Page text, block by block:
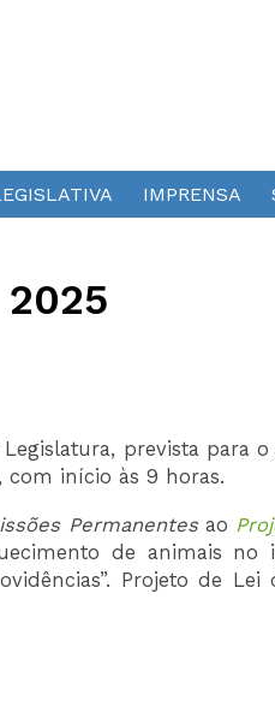
IMPRENSA
Legislatura, prevista para
com início às 9 horas.
Permanentesao
de animais
Projeto de Lei